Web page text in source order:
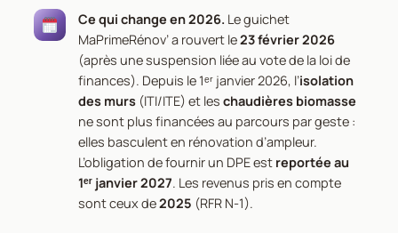
Ce qui change en 2026. Le guichet
MaPrimeRénov’ a rouvert le23 février 2026
(après une suspension liée au vote de la loi de
finances). Depuis le 1ᵉʳ janvier 2026, l’isolation
des murs (ITI/ITE) et les chaudières biomasse
ne sont plus financées au parcours par geste :
elles basculent en rénovation d’ampleur.
L’obligation de fournir un DPE est reportée au
1ᵉʳ janvier 2027. Les revenus pris en compte
sont ceux de2025 (RFR N-1).